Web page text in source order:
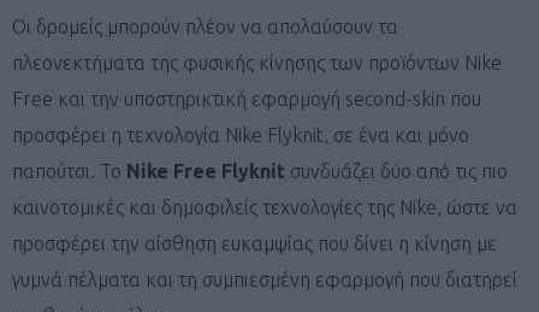
Οι δρομείς μπορούν πλέον να απολαύσουν τα
πλεονεκτήματα της φυσικής κίνησης των προϊόντων Nike
Free και την υποστηρικτική εφαρμογή second-skin που
προσφέρει η τεχνολογία Nike Flyknit, σε ένα και μόνο
παπούτσι. Το Nike Free Flyknit συνδυάζει δύο από τις πιο
καινοτομικές και δημοφιλείς τεχνολογίες της Nike, ώστε να
προσφέρει την αίσθηση ευκαμψίας που δίνει η κίνηση με
γυμνά πέλματα και τη συμπιεσμένη εφαρμογή που διατηρεί